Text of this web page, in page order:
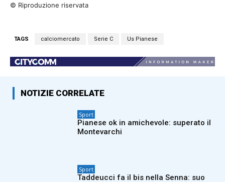
© Riproduzione riservata
TAGS calciomercato Serie C Us Pianese
NOTIZIE CORRELATE
Sport
Pianese ok in amichevole: superato il
Montevarchi
Sport
Taddeucci fa il bis nella Senna: suo